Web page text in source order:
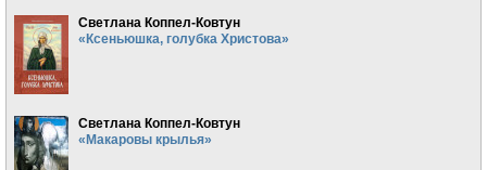
Светлана Коппел-Ковтун
«Ксеньюшка, голубка Христова»
Светлана Коппел-Ковтун
«Макаровы крылья»